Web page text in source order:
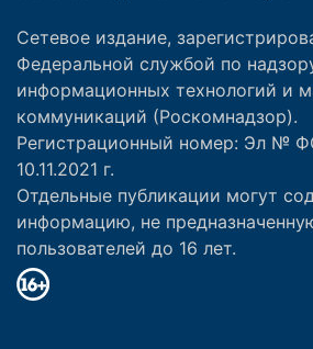
Сетевое издание,
Федеральной службой по
информационных технологий и
коммуникаций (Роскомнадзор).
Регистрационный номер: Эл №
10.11.2021 г.
Отдельные публикации могут
информацию, не
пользователей до 16 лет.